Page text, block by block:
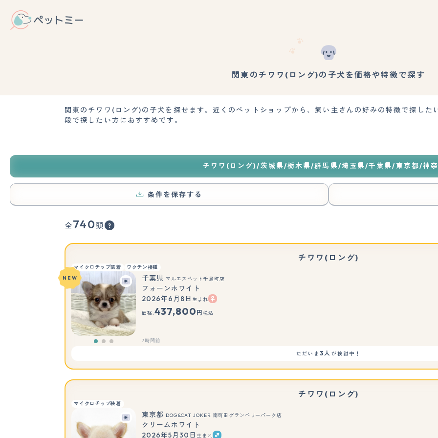
関東のチワワ(ロング)の子犬を価格や特徴で探す
関東のチワワ(ロング)の子犬を探せます。近くのペットショップから、飼い主さんの好みの特徴で探し
段で探したい方におすすめです。
チワワ(ロング)/茨城県/栃木県/群馬県/埼玉県/千葉県/東京都/神
条件を保存する
全740 頭
チワワ(ロング)
マイクロチップ装着 ワクチン接種
もっと見る
NEW 千葉県 マルエスペット千鳥町店
フォーンホワイト
2026年6月8日 生まれ
価格:437,800 円 税込
7時間前
ただいま3人 が検討中！
チワワ(ロング)
マイクロチップ装着
東京都 DOG&CAT JOKER 南町田グランベリーパーク店
クリームホワイト
2026年5月30日 生まれ